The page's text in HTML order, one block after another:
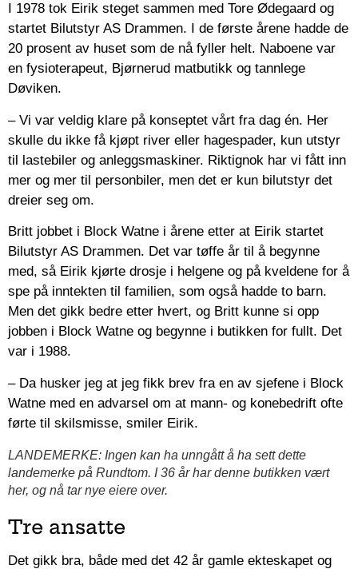
I 1978 tok Eirik steget sammen med Tore Ødegaard og
startet Bilutstyr AS Drammen. I de første årene hadde de
20 prosent av huset som de nå fyller helt. Naboene var
en fysioterapeut, Bjørnerud matbutikk og tannlege
Døviken.
– Vi var veldig klare på konseptet vårt fra dag én. Her
skulle du ikke få kjøpt river eller hagespader, kun utstyr
til lastebiler og anleggsmaskiner. Riktignok har vi fått inn
mer og mer til personbiler, men det er kun bilutstyr det
dreier seg om.
Britt jobbet i Block Watne i årene etter at Eirik startet
Bilutstyr AS Drammen. Det var tøffe år til å begynne
med, så Eirik kjørte drosje i helgene og på kveldene for å
spe på inntekten til familien, som også hadde to barn.
Men det gikk bedre etter hvert, og Britt kunne si opp
jobben i Block Watne og begynne i butikken for fullt. Det
var i 1988.
– Da husker jeg at jeg fikk brev fra en av sjefene i Block
Watne med en advarsel om at mann- og konebedrift ofte
førte til skilsmisse, smiler Eirik.
LANDEMERKE: Ingen kan ha unngått å ha sett dette
landemerke på Rundtom. I 36 år har denne butikken vært
her, og nå tar nye eiere over.
Tre ansatte
Det gikk bra, både med det 42 år gamle ekteskapet og